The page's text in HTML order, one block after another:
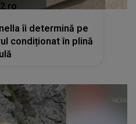
îi determină pe
condiționat în plină